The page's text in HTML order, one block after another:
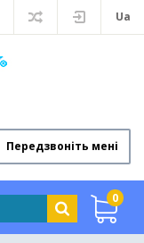
Ua
Передзвоніть мені
0